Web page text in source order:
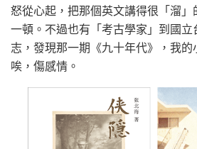
怒從心起，把那個英文講得很「溜」
一頓。不過也有「考古學家」到國
志，發現那一期《九十年代》，我的
唉，傷感情。